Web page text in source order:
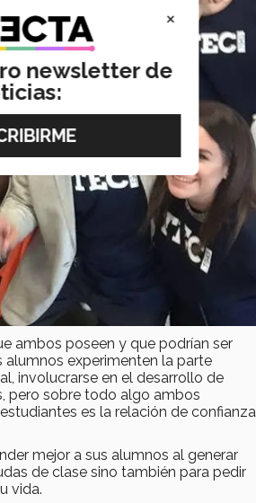
ambos poseen y que podrían ser
experimenten la parte
involucrarse en el desarrollo de
pero sobre todo algo ambos
es la relación de confianza
mejor a sus alumnos al generar
de clase sino también para pedir
vida.
×
newsletter de